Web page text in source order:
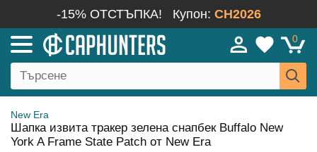
-15% ОТСТЪПКА! Купон: CH2026
0
New Era
Шапка извита тракер зелена снапбек Buffalo New
York A Frame State Patch от New Era